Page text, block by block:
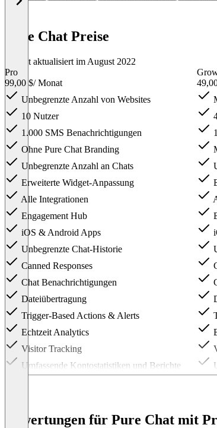
Pure Chat Preise
Zuletzt aktualisiert im August 2022
Pro
99,00 $/ Monat
Unbegrenzte Anzahl von Websites
10 Nutzer
1.000 SMS Benachrichtigungen
Ohne Pure Chat Branding
Unbegrenzte Anzahl an Chats
Erweiterte Widget-Anpassung
Alle Integrationen
Engagement Hub
iOS & Android Apps
Unbegrenzte Chat-Historie
Canned Responses
Chat Benachrichtigungen
Dateiübertragung
Trigger-Based Actions & Alerts
Echtzeit Analytics
Visitor Tracking
Umfassende Kontostatistiken und Berichte
Bewertungen für Pure Chat mit